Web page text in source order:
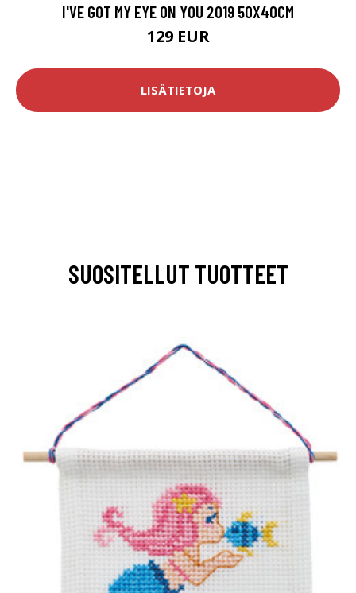
I'VE GOT MY EYE ON YOU 2019 50X40CM
129 EUR
LISÄTIETOJA
SUOSITELLUT TUOTTEET